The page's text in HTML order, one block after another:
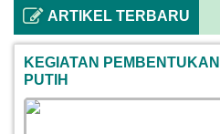
ARTIKEL TERBARU
KEGIATAN
PUTIH